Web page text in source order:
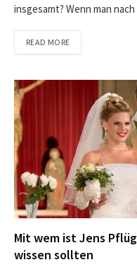
insgesamt? Wenn man
READ MORE
Mit wem ist Jens
wissen sollten